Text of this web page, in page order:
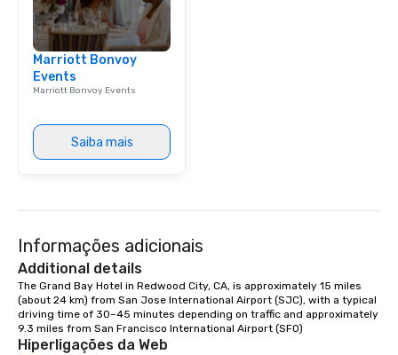
Marriott Bonvoy
Events
Marriott Bonvoy Events
Saiba mais
Informações adicionais
Additional details
The Grand Bay Hotel in Redwood City, CA, is approximately 15 miles
(about 24 km) from San Jose International Airport (SJC), with a typical
driving time of 30–45 minutes depending on traffic and approximately
9.3 miles from San Francisco International Airport (SFO)
Hiperligações da Web